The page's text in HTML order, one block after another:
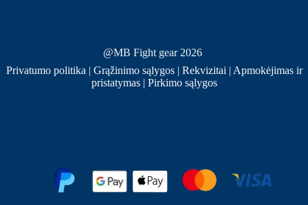
@MB Fight gear 2026
Privatumo politika | Grąžinimo sąlygos | Rekvizitai | Apmokėjimas ir
pristatymas| Pirkimo sąlygos